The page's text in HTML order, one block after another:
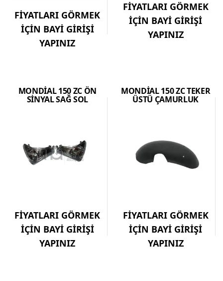
FİYATLARI GÖRMEK
İÇİN BAYİ GİRİŞİ
YAPINIZ
FİYATLARI GÖRMEK
İÇİN BAYİ GİRİŞİ
YAPINIZ
MONDİAL 150 ZC ÖN
SİNYAL SAĞ SOL
FİYATLARI GÖRMEK
İÇİN BAYİ GİRİŞİ
YAPINIZ
MONDİAL 150 ZC TEKER
ÜSTÜ ÇAMURLUK
FİYATLARI GÖRMEK
İÇİN BAYİ GİRİŞİ
YAPINIZ